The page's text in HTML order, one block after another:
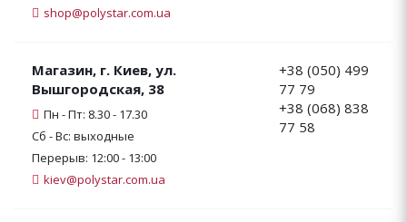
shop@polystar.com.ua
Магазин, г. Киев, ул.
Вышгородская, 38
Пн - Пт: 8.30 - 17.30
Сб - Вс: выходные
Перерыв: 12:00 - 13:00
kiev@polystar.com.ua
+38 (050) 499
77 79
+38 (068) 838
77 58